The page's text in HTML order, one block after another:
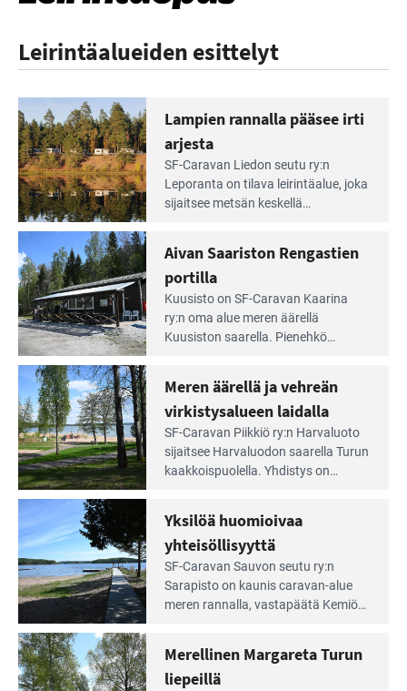
Leirintäalueiden esittelyt
Lue
Leirintäoppaan
artikkeli:
Lampien
rannalla
pääsee
irti
arjesta
Lampien rannalla pääsee irti
arjesta
SF-Caravan Liedon seutu ry:n
Leporanta on tilava leirintäalue, joka
sijaitsee metsän kes­kellä
tarjoaa ympäris­töineen kauniit
maisemat ja loistavat virkistäytymis­
mahdollisuudet.
Lue
Leirintäoppaan
artikkeli:
Aivan
Saariston
Rengastien
portilla
Aivan Saariston Rengastien
portilla
Kuusisto on SF-Caravan Kaarina
ry:n oma alue meren äärellä
Kuusiston saarella. Pie­nehkö
Lue
Leirintäoppaan
artikkeli:
Meren
äärellä
ja
vehreän
virkistysalueen
laidalla
Meren äärellä ja vehreän
virkistysalueen laidalla
SF-Caravan Piikkiö ry:n Harvaluoto
sijait­see Harvaluodon saarella Turun
kaakkois­puolella. Yhdistys on
virkistysalueesta.
Lue
Leirintäoppaan
artikkeli:
Yksilöä
huomioivaa
yhteisöllisyyttä
Yksilöä huomioivaa
yhteisöllisyyttä
SF-Caravan Sauvon seutu ry:n
Sarapisto on kaunis caravan-alue
meren rannalla, vasta­päätä Kemiön
kymmenen paikkaa ilman sähköä.
Merellinen Margareta Turun
liepeillä